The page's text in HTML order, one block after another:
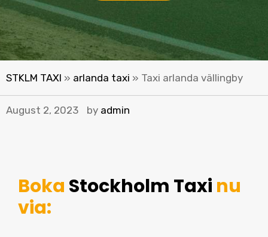
STKLM TAXI » arlanda taxi » Taxi arlanda vällingby
August 2, 2023 by admin
Boka Stockholm Taxi nu
via: